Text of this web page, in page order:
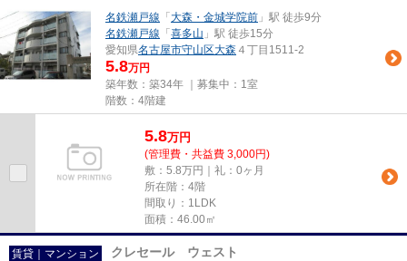
名鉄瀬戸線 「 大森・金城学院前 」駅 徒歩9分
名鉄瀬戸線 「 喜多山 」駅 徒歩15分
愛知県名古屋市守山区大森 ４丁目1511-2
5.8万円
築年数：築34年 ｜募集中： 1室
階数：4階建
5.8万円
(管理費・共益費 3,000円)
敷：5.8万円｜礼：0ヶ月
所在階：4階
間取り：1LDK
面積：46.00㎡
賃貸｜マンション クレセール ウェスト